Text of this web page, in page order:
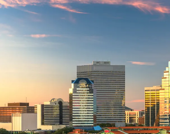
Nur notwendige Cookies
Unvergleichlich lecker
Mit dem Klick auf „geht klar” ermöglichen Sie uns
personalisierte Werbung und passende Angebote
Cookies” werden lediglich technisch notwendige
Impressum
Ihre Cookie-Präferenzen verwalten
Wählen Sie, welche Cookies Sie auf check24.de
Die Cookierichtlinie finden Siehier.